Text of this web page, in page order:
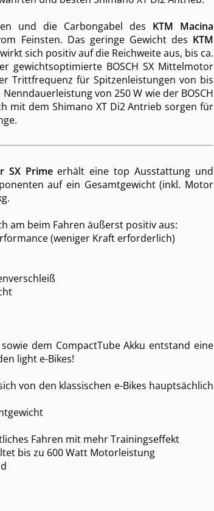
und die Carbongabel des KTM Macina
Feinsten. Das geringe Gewicht des KTM
wirkt sich positiv auf die Reichweite aus, bis ca.
gewichtsoptimierte BOSCH SX Mittelmotor
Trittfrequenz für Spitzenleistungen von bis
von 250 W wie der BOSCH
mit dem Shimano XT Di2 Antrieb sorgen für
SX Primeerhält eine top Ausstattung und
auf ein Gesamtgewicht (inkl. Motor
am beim Fahren äußerst positiv aus:
(weniger Kraft erforderlich)
dem CompactTube Akku entstand eine
light e-Bikes!
von den klassischen e-Bikes hauptsächlich
Fahren mit mehr Trainingseffekt
bis zu 600 Watt Motorleistung